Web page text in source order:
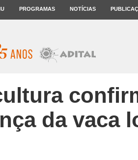
PROGRAMAS NOTÍCIAS
da vaca